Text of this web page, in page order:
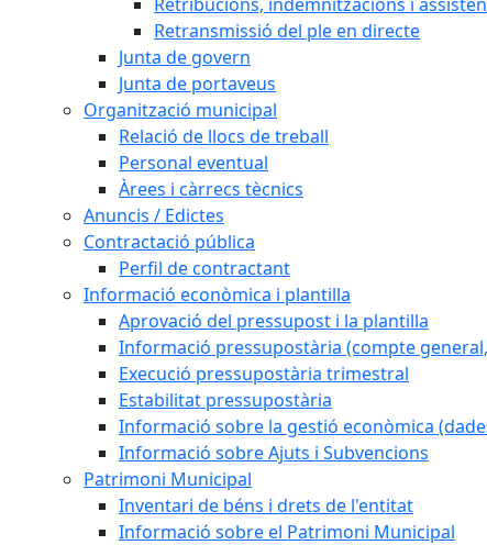
Retransmissió del ple en directe
Junta de govern
Junta de portaveus
Organització municipal
Relació de llocs de treball
Personal eventual
Àrees i càrrecs tècnics
Anuncis / Edictes
Contractació pública
Perfil de contractant
Informació econòmica i plantilla
Aprovació del pressupost i la plantilla
Informació pressupostària (compte
Execució pressupostària trimestral
Estabilitat pressupostària
Informació sobre la gestió econòmica
Informació sobre Ajuts i Subvencions
Patrimoni Municipal
Inventari de béns i drets de l'entitat
Informació sobre el Patrimoni Municipal